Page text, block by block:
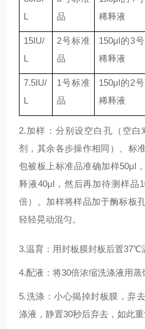
L
品
稀释液
15IU/
L
2号标准
品
150μl的3
稀释液
7.5IU/
L
1号标准
品
150μl的2
稀释液
2.加样：分别设空白孔（空
剂，其余各步操作相同）、标
包被板上标准品准确加样50μl
释液40μl，然后再加待测样品
倍）。加样将样品加于酶标板
轻轻晃动混匀。
3.温育：用封板膜封板后置37℃
4.配液：将30倍浓缩洗涤液用蒸
5.洗涤：小心揭掉封板膜，弃
涤液，静置30秒后弃去，如此重